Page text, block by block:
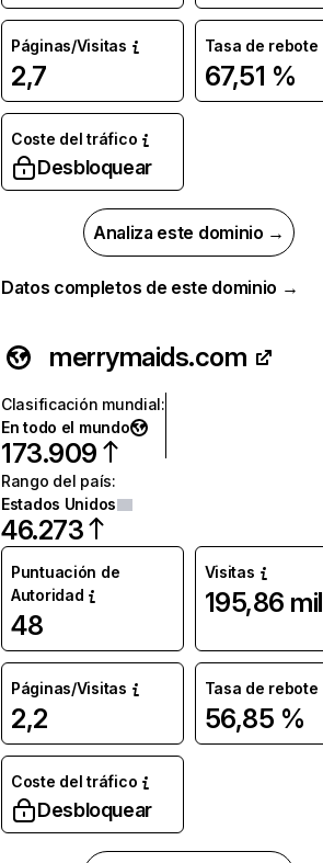
Páginas/Visitas
2,7
Tasa de rebote
67,51 %
Coste del tráfico
Desbloquear
Analiza este dominio →
Datos completos de este dominio →
merrymaids.com
Clasificación mundial:
En todo el mundo
173.909
Rango del país:
Estados Unidos
46.273
Puntuación de
Autoridad
48
Visitas
195,86 mil
Páginas/Visitas
2,2
Tasa de rebote
56,85 %
Coste del tráfico
Desbloquear